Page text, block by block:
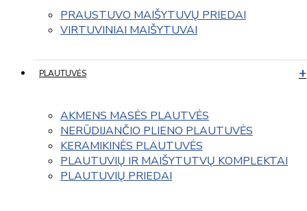
PRAUSTUVO MAIŠYTUVŲ PRIEDAI
VIRTUVINIAI MAIŠYTUVAI
PLAUTUVĖS
AKMENS MASĖS PLAUTVĖS
NERŪDIJANČIO PLIENO PLAUTUVĖS
KERAMIKINĖS PLAUTUVĖS
PLAUTUVIŲ IR MAIŠYTUTVŲ KOMPLEKTAI
PLAUTUVIŲ PRIEDAI